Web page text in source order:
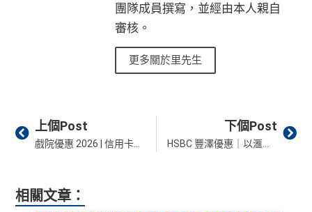
團隊成員撰寫，並經由本人親自
審核。
更多關於里先生
Prev
上個Post
戲院優惠 2026 | 信用卡買一送一、MCL/英皇/百老匯免手續費、泊車優惠合集 (8月更新)
下個Post
HSBC 豐澤優惠｜以滙豐信用卡簽賬賺高達$550獎賞錢！指定產品低至5折！
相關文章：